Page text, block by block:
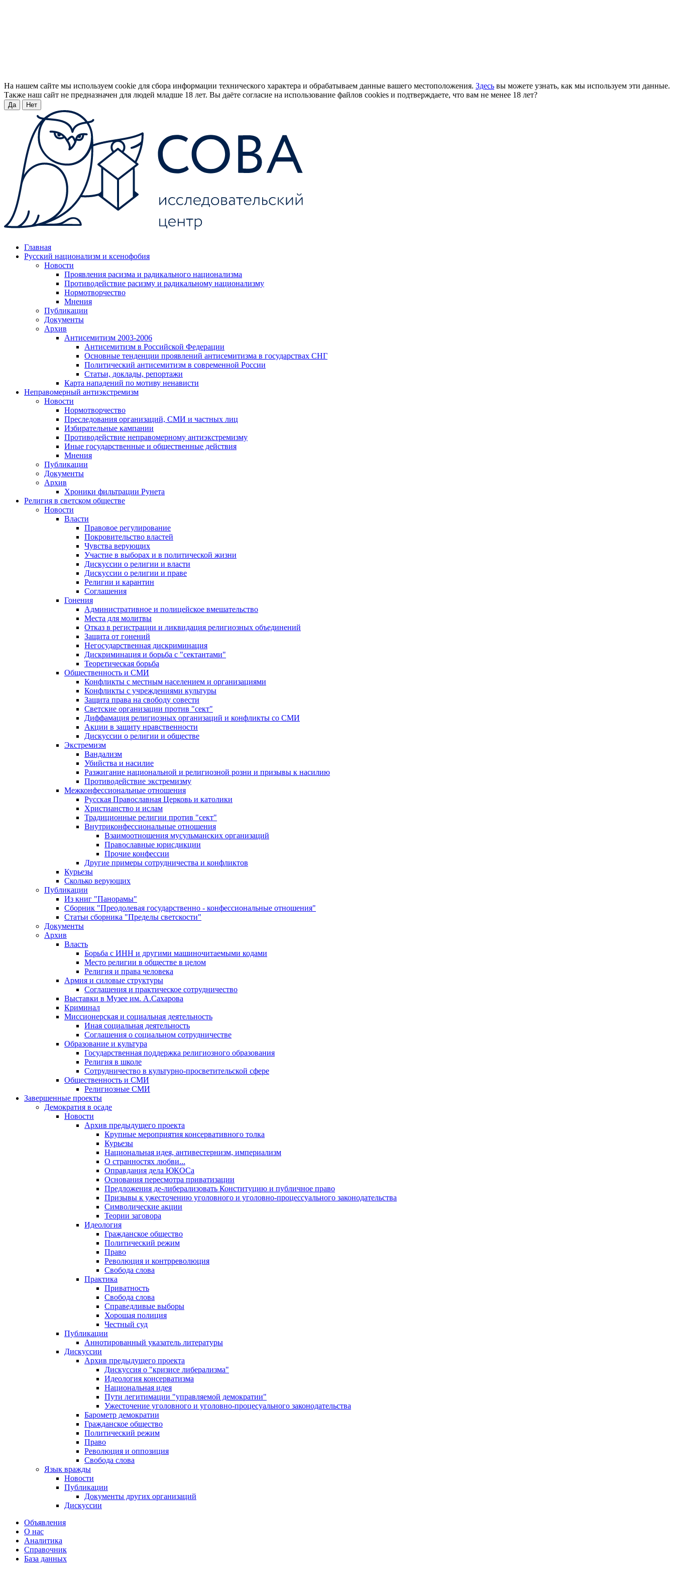
На нашем сайте мы используем cookie для сбора информации технического характера и обрабатываем данные вашего местоположения. Здесь вы можете узнать, как мы используем эти данные.
Также наш сайт не предназначен для людей младше 18 лет. Вы даёте согласие на использование файлов cookies и подтверждаете, что вам не менее 18 лет?
Да Нет
Главная
Русский национализм и ксенофобия
Новости
Проявления расизма и радикального национализма
Противодействие расизму и радикальному национализму
Нормотворчество
Мнения
Публикации
Документы
Архив
Антисемитизм 2003-2006
Антисемитизм в Российской Федерации
Основные тенденции проявлений антисемитизма в государствах СНГ
Политический антисемитизм в современной России
Статьи, доклады, репортажи
Карта нападений по мотиву ненависти
Неправомерный антиэкстремизм
Новости
Нормотворчество
Преследования организаций, СМИ и частных лиц
Избирательные кампании
Противодействие неправомерному антиэкстремизму
Иные государственные и общественные действия
Мнения
Публикации
Документы
Архив
Хроники фильтрации Рунета
Религия в светском обществе
Новости
Власти
Правовое регулирование
Покровительство властей
Чувства верующих
Участие в выборах и в политической жизни
Дискуссии о религии и власти
Дискуссии о религии и праве
Религии и карантин
Соглашения
Гонения
Административное и полицейское вмешательство
Места для молитвы
Отказ в регистрации и ликвидация религиозных объединений
Защита от гонений
Негосударственная дискриминация
Дискриминация и борьба с "сектантами"
Теоретическая борьба
Общественность и СМИ
Конфликты с местным населением и организациями
Конфликты с учреждениями культуры
Защита права на свободу совести
Светские организации против "сект"
Диффамация религиозных организаций и конфликты со СМИ
Акции в защиту нравственности
Дискуссии о религии и обществе
Экстремизм
Вандализм
Убийства и насилие
Разжигание национальной и религиозной розни и призывы к насилию
Противодействие экстремизму
Межконфессиональные отношения
Русская Православная Церковь и католики
Христианство и ислам
Традиционные религии против "сект"
Внутриконфессиональные отношения
Взаимоотношения мусульманских организаций
Православные юрисдикции
Прочие конфессии
Другие примеры сотрудничества и конфликтов
Курьезы
Сколько верующих
Публикации
Из книг "Панорамы"
Сборник "Преодолевая государственно - конфессиональные отношения"
Статьи сборника "Пределы светскости"
Документы
Архив
Власть
Борьба с ИНН и другими машиночитаемыми кодами
Место религии в обществе в целом
Религия и права человека
Армия и силовые структуры
Соглашения и практическое сотрудничество
Выставки в Музее им. А.Сахарова
Криминал
Миссионерская и социальная деятельность
Иная социальная деятельность
Соглашения о социальном сотрудничестве
Образование и культура
Государственная поддержка религиозного образования
Религия в школе
Сотрудничество в культурно-просветительской сфере
Общественность и СМИ
Религиозные СМИ
Завершенные проекты
Демократия в осаде
Новости
Архив предыдущего проекта
Крупные мероприятия консервативного толка
Курьезы
Национальная идея, антивестернизм, империализм
О странностях любви...
Оправдания дела ЮКОСа
Основания пересмотра приватизации
Предложения де-либерализовать Конституцию и публичное право
Призывы к ужесточению уголовного и уголовно-процессуального законодательства
Символические акции
Теории заговора
Идеология
Гражданское общество
Политический режим
Право
Революция и контрреволюция
Свобода слова
Практика
Приватность
Свобода слова
Справедливые выборы
Хорошая полиция
Честный суд
Публикации
Аннотированный указатель литературы
Дискуссии
Архив предыдущего проекта
Дискуссия о "кризисе либерализма"
Идеология консерватизма
Национальная идея
Пути легитимации "управляемой демократии"
Ужесточение уголовного и уголовно-процесуального законодательства
Барометр демократии
Гражданское общество
Политический режим
Право
Революция и оппозиция
Свобода слова
Язык вражды
Новости
Публикации
Документы других организаций
Дискуссии
Объявления
О нас
Аналитика
Справочник
База данных